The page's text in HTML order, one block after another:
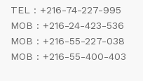
TEL : +216-74-227-995
MOB : +216-24-423-536
MOB : +216-55-227-038
MOB : +216-55-400-403